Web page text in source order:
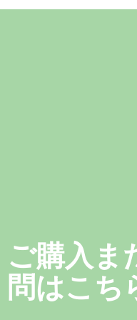
ご購入ま
問はこち